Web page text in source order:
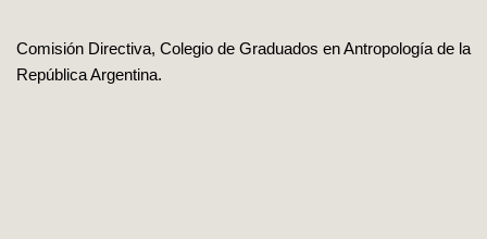
Comisión Directiva, Colegio de Graduados en Antropología de la
República Argentina.